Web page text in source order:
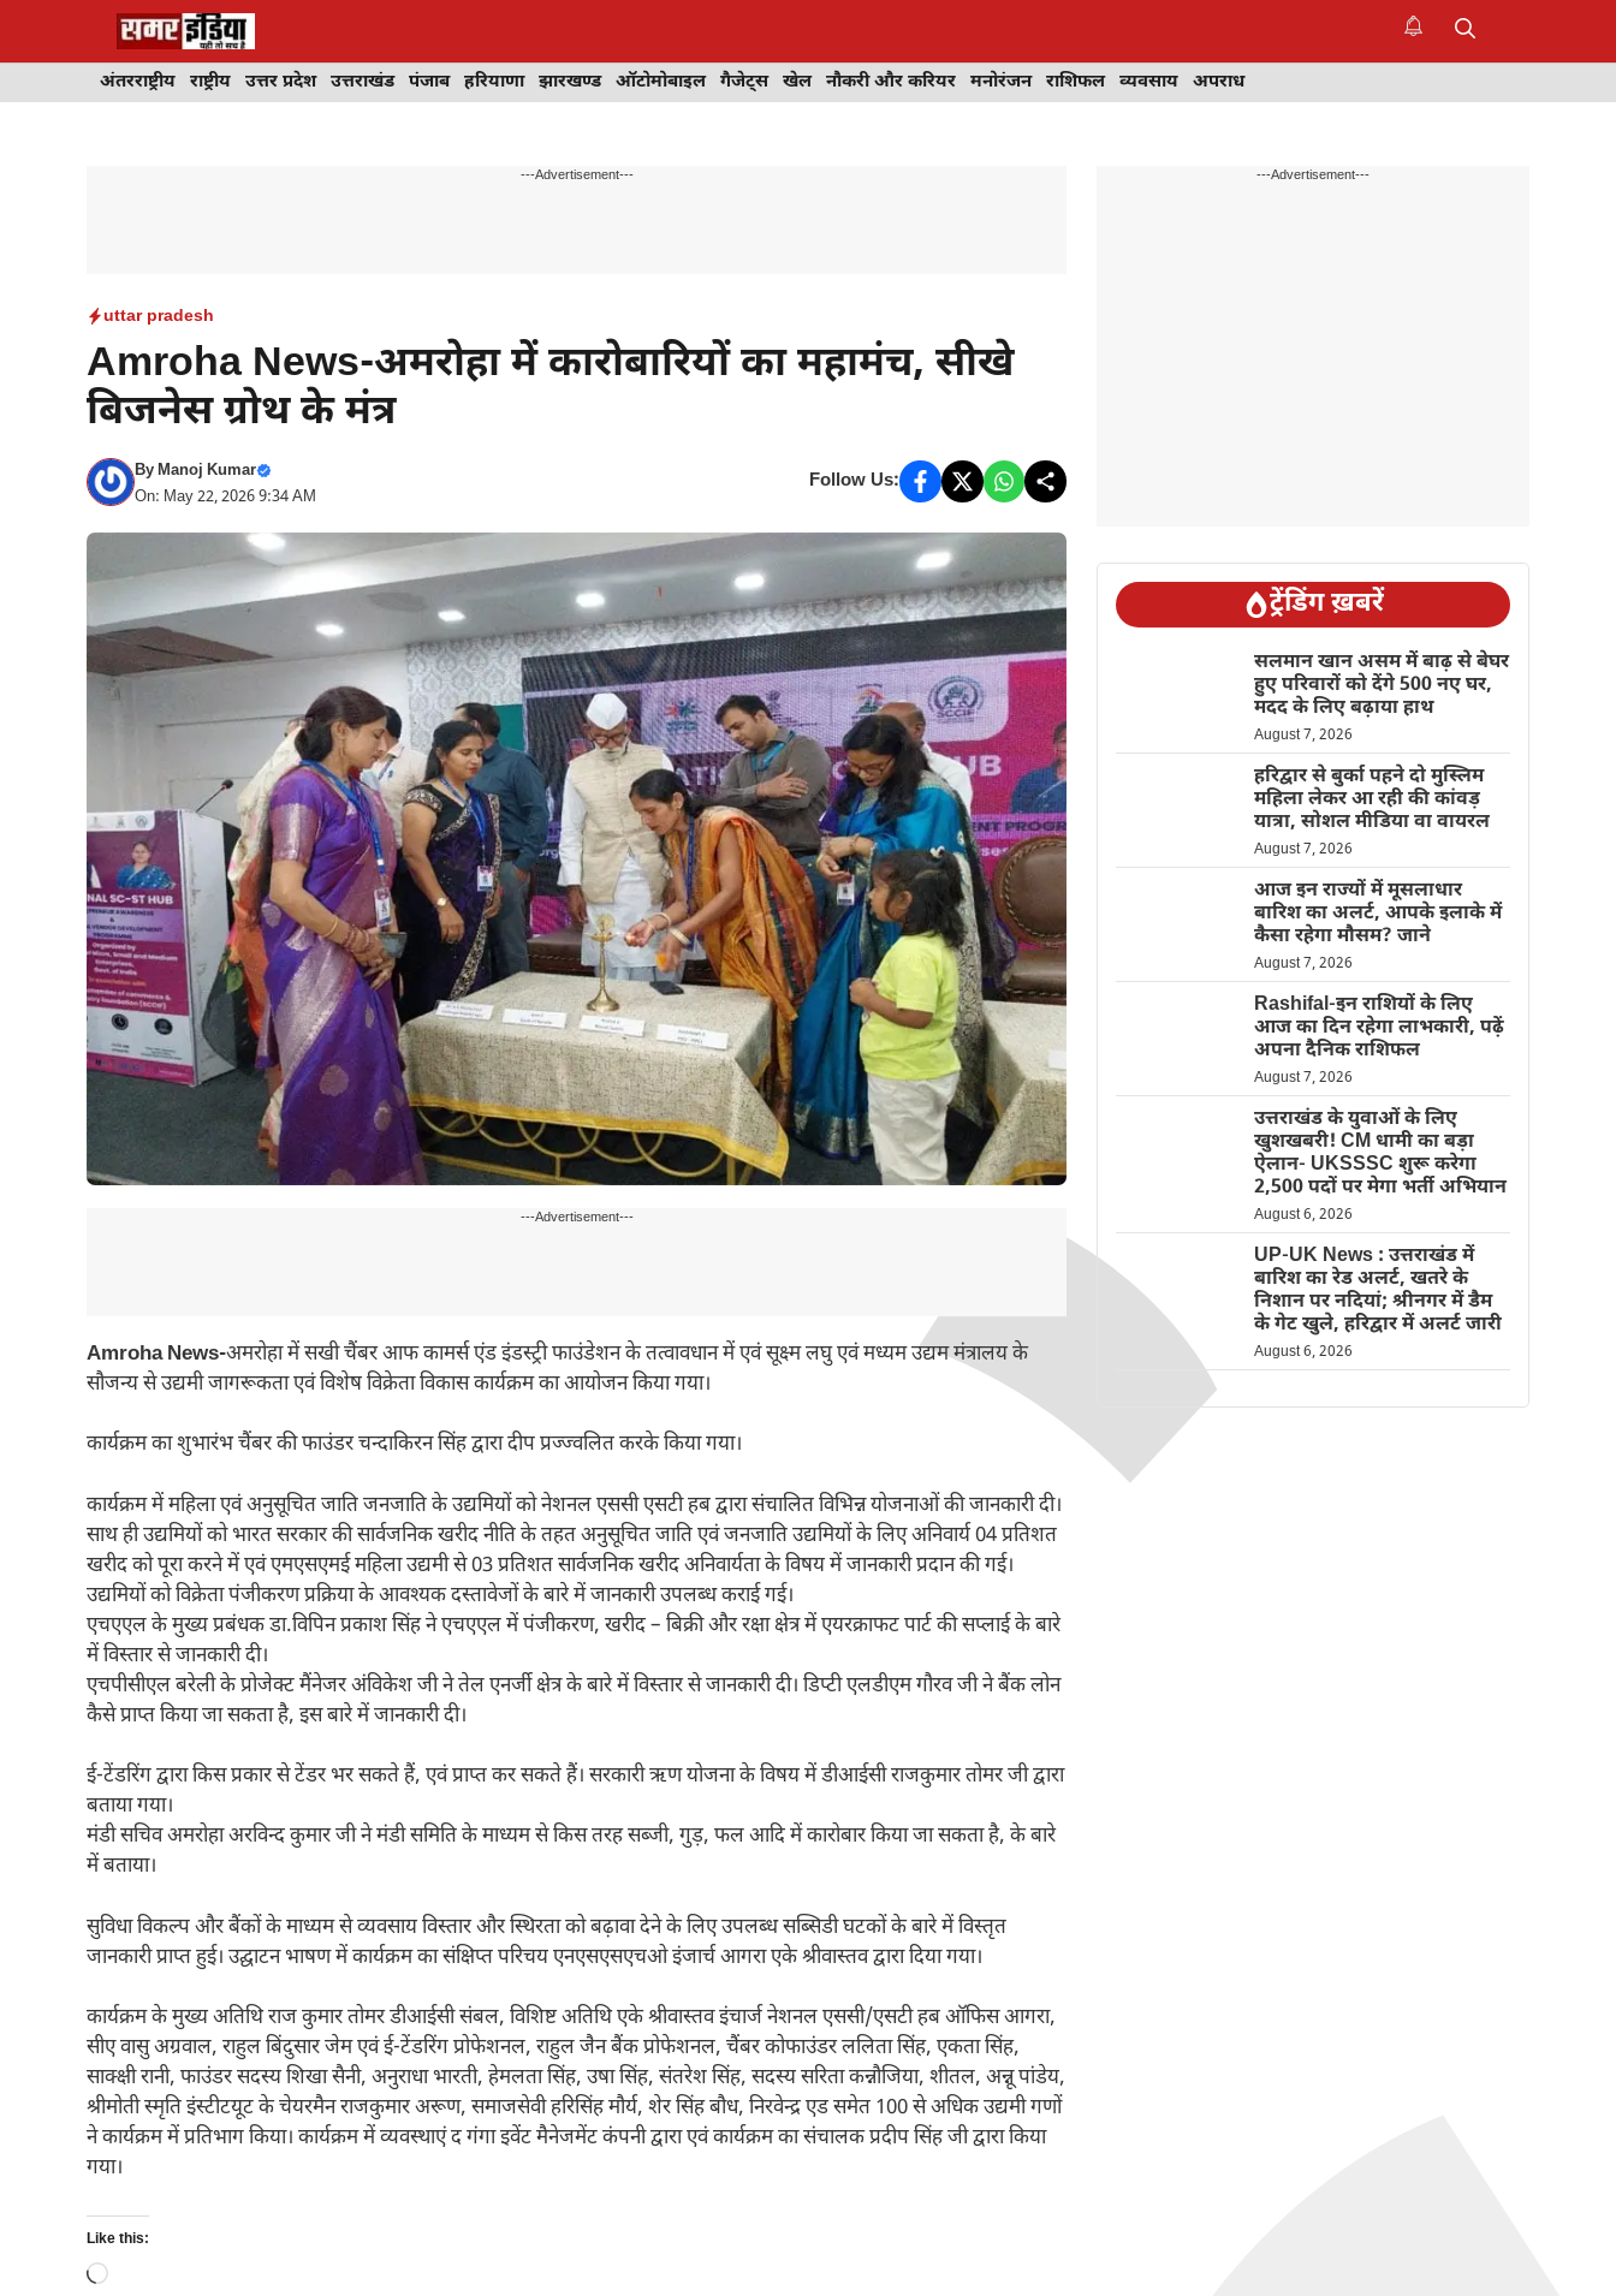
अंतरराष्ट्रीय राष्ट्रीय उत्तर प्रदेश उत्तराखंड पंजाब हरियाणा झारखण्ड ऑटोमोबाइल गैजेट्स खेल नौकरी और करियर मनोरंजन राशिफल व्यवसाय अपराध
---Advertisement---
uttar pradesh
Amroha News-अमरोहा में कारोबारियों का महामंच, सीखे
बिजनेस ग्रोथ के मंत्र
ByManoj Kumar
On: May 22, 2026 9:34 AM
Follow Us:
---Advertisement---
Amroha News-अमरोहा में सखी चैंबर आफ कामर्स एंड इंडस्ट्री फाउंडेशन के तत्वावधान में एवं सूक्ष्म लघु एवं मध्यम उद्यम मंत्रालय के
सौजन्य से उद्यमी जागरूकता एवं विशेष विक्रेता विकास कार्यक्रम का आयोजन किया गया।
कार्यक्रम का शुभारंभ चैंबर की फाउंडर चन्दाकिरन सिंह द्वारा दीप प्रज्ज्वलित करके किया गया।
कार्यक्रम में महिला एवं अनुसूचित जाति जनजाति के उद्यमियों को नेशनल एससी एसटी हब द्वारा संचालित विभिन्न योजनाओं की जानकारी दी।
साथ ही उद्यमियों को भारत सरकार की सार्वजनिक खरीद नीति के तहत अनुसूचित जाति एवं जनजाति उद्यमियों के लिए अनिवार्य 04 प्रतिशत
खरीद को पूरा करने में एवं एमएसएमई महिला उद्यमी से 03 प्रतिशत सार्वजनिक खरीद अनिवार्यता के विषय में जानकारी प्रदान की गई।
उद्यमियों को विक्रेता पंजीकरण प्रक्रिया के आवश्यक दस्तावेजों के बारे में जानकारी उपलब्ध कराई गई।
एचएएल के मुख्य प्रबंधक डा.विपिन प्रकाश सिंह ने एचएएल में पंजीकरण, खरीद – बिक्री और रक्षा क्षेत्र में एयरक्राफट पार्ट की सप्लाई के बारे
में विस्तार से जानकारी दी।
एचपीसीएल बरेली के प्रोजेक्ट मैंनेजर अंविकेश जी ने तेल एनर्जी क्षेत्र के बारे में विस्तार से जानकारी दी। डिप्टी एलडीएम गौरव जी ने बैंक लोन
कैसे प्राप्त किया जा सकता है, इस बारे में जानकारी दी।
ई-टेंडरिंग द्वारा किस प्रकार से टेंडर भर सकते हैं, एवं प्राप्त कर सकते हैं। सरकारी ऋण योजना के विषय में डीआईसी राजकुमार तोमर जी द्वारा
बताया गया।
मंडी सचिव अमरोहा अरविन्द कुमार जी ने मंडी समिति के माध्यम से किस तरह सब्जी, गुड़, फल आदि में कारोबार किया जा सकता है, के बारे
में बताया।
सुविधा विकल्प और बैंकों के माध्यम से व्यवसाय विस्तार और स्थिरता को बढ़ावा देने के लिए उपलब्ध सब्सिडी घटकों के बारे में विस्तृत
जानकारी प्राप्त हुई। उद्घाटन भाषण में कार्यक्रम का संक्षिप्त परिचय एनएसएसएचओ इंजार्च आगरा एके श्रीवास्तव द्वारा दिया गया।
कार्यक्रम के मुख्य अतिथि राज कुमार तोमर डीआईसी संबल, विशिष्ट अतिथि एके श्रीवास्तव इंचार्ज नेशनल एससी/एसटी हब ऑफिस आगरा,
सीए वासु अग्रवाल, राहुल बिंदुसार जेम एवं ई-टेंडरिंग प्रोफेशनल, राहुल जैन बैंक प्रोफेशनल, चैंबर कोफाउंडर ललिता सिंह, एकता सिंह,
साक्क्षी रानी, फाउंडर सदस्य शिखा सैनी, अनुराधा भारती, हेमलता सिंह, उषा सिंह, संतरेश सिंह, सदस्य सरिता कन्नौजिया, शीतल, अन्नू पांडेय,
श्रीमोती स्मृति इंस्टीटयूट के चेयरमैन राजकुमार अरूण, समाजसेवी हरिसिंह मौर्य, शेर सिंह बौध, निरवेन्द्र एड समेत 100 से अधिक उद्यमी गणों
ने कार्यक्रम में प्रतिभाग किया। कार्यक्रम में व्यवस्थाएं द गंगा इवेंट मैनेजमेंट कंपनी द्वारा एवं कार्यक्रम का संचालक प्रदीप सिंह जी द्वारा किया
गया।
Like this:
Loading…
---Advertisement---
ट्रेंडिंग ख़बरें
सलमान खान असम में बाढ़ से बेघर
हुए परिवारों को देंगे 500 नए घर,
मदद के लिए बढ़ाया हाथ
August 7, 2026
हरिद्वार से बुर्का पहने दो मुस्लिम
महिला लेकर आ रही की कांवड़
यात्रा, सोशल मीडिया वा वायरल
August 7, 2026
आज इन राज्यों में मूसलाधार
बारिश का अलर्ट, आपके इलाके में
कैसा रहेगा मौसम? जाने
August 7, 2026
Rashifal-इन राशियों के लिए
आज का दिन रहेगा लाभकारी, पढ़ें
अपना दैनिक राशिफल
August 7, 2026
उत्तराखंड के युवाओं के लिए
खुशखबरी! CM धामी का बड़ा
ऐलान- UKSSSC शुरू करेगा
2,500 पदों पर मेगा भर्ती अभियान
August 6, 2026
UP-UK News : उत्तराखंड में
बारिश का रेड अलर्ट, खतरे के
निशान पर नदियां; श्रीनगर में डैम
के गेट खुले, हरिद्वार में अलर्ट जारी
August 6, 2026